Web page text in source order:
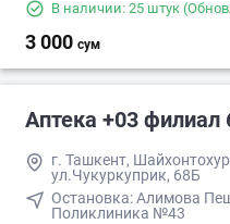
В наличии: 25 штук
3 000 сум
Аптека +03 филиал
г. Ташкент,
ул.Чукуркуприк, 68Б
Остановка: ​Алимова
Поликлиника №43